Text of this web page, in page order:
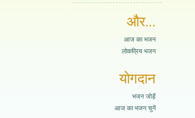
और...
आज का भजन
लोकप्रिय भजन
योगदान
भजन जोड़ें
आज का भजन चुनें